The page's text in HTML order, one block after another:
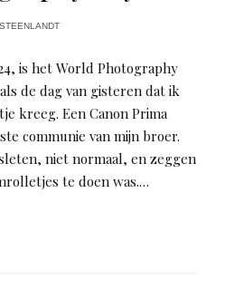
is het World Photography
de dag van gisteren dat ik
kreeg. Een Canon Prima
communie van mijn broer.
niet normaal, en zeggen
te doen was.…